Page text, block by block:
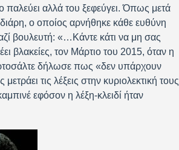
παλεύει αλλά του ξεφεύγει. Όπως μετά
ο οποίος αρνήθηκε κάθε ευθύνη
βουλευτή: «…Κάντε κάτι να μη σας
βλακείες, τον Μάρτιο του 2015, όταν η
δήλωσε πως «δεν υπάρχουν
τις λέξεις στην κυριολεκτική τους
εφόσον η λέξη-κλειδί ήταν